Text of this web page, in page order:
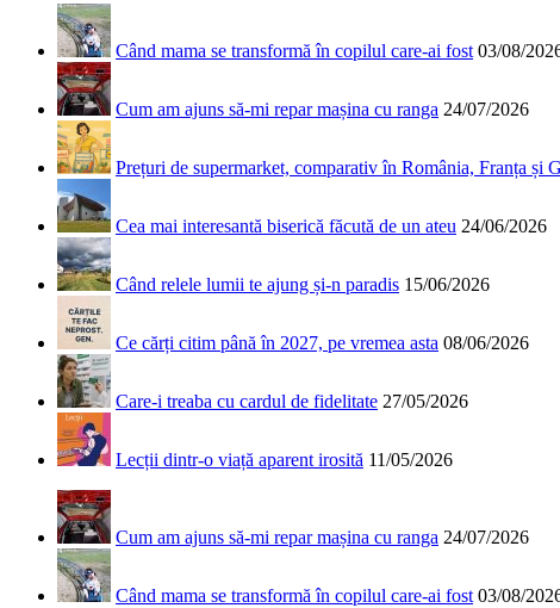
Când mama se transformă în copilul care-ai fost 03/08/
Cum am ajuns să-mi repar mașina cu ranga 24/07/2026
Prețuri de supermarket, comparativ în România, Franța și
Cea mai interesantă biserică făcută de un ateu 24/06/2026
Când relele lumii te ajung și-n paradis 15/06/2026
Ce cărți citim până în 2027, pe vremea asta 08/06/2026
Care-i treaba cu cardul de fidelitate 27/05/2026
Lecții dintr-o viață aparent irosită 11/05/2026
Cum am ajuns să-mi repar mașina cu ranga 24/07/2026
Când mama se transformă în copilul care-ai fost 03/08/